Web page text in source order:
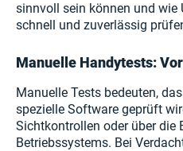
sinnvoll sein können und wie
schnell und zuverlässig
Manuelle Handytests:
Manuelle Tests bedeuten,
spezielle Software geprüft
Sichtkontrollen oder über die
Betriebssystems. Bei